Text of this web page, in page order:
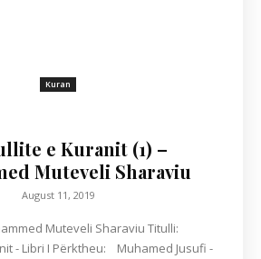
Kuran
e Kuranit (1) –
Muteveli Sharaviu
August 11, 2019
Muteveli Sharaviu Titulli:
- Libri I Përktheu: Muhamed Jusufi -